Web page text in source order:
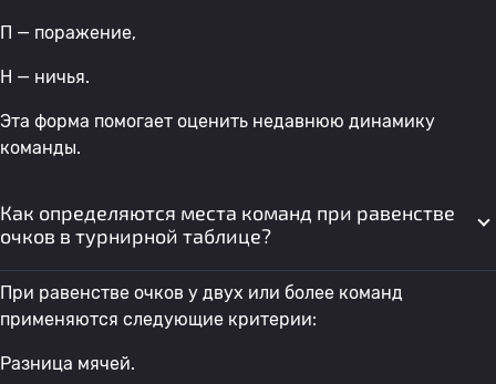
П — поражение,
Н — ничья.
Эта форма помогает оценить недавнюю динамику
команды.
Как определяются места команд при равенстве
очков в турнирной таблице?
При равенстве очков у двух или более команд
применяются следующие критерии:
Разница мячей.